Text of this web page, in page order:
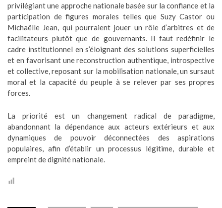
privilégiant une approche nationale basée sur la confiance et la
participation de figures morales telles que Suzy Castor ou
Michaëlle Jean, qui pourraient jouer un rôle d’arbitres et de
facilitateurs plutôt que de gouvernants. Il faut redéfinir le
cadre institutionnel en s’éloignant des solutions superficielles
et en favorisant une reconstruction authentique, introspective
et collective, reposant sur la mobilisation nationale, un sursaut
moral et la capacité du peuple à se relever par ses propres
forces.
La priorité est un changement radical de paradigme,
abandonnant la dépendance aux acteurs extérieurs et aux
dynamiques de pouvoir déconnectées des aspirations
populaires, afin d’établir un processus légitime, durable et
empreint de dignité nationale.